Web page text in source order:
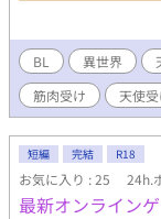
スを召喚すると、
リディウスは、血
では健全寄りトラ
の住む天界の常識
か👨‍❤️‍💋‍👨の絵文字
二の次。 【🔞】 18
配分で30話以降か
淫、口淫など）に
戦天使イリディウ
肉受け、美丈夫受
BL 異世界
筋肉受け
天使受
短編 完結 R18
お気に入り : 25 24h.
最新オンライン